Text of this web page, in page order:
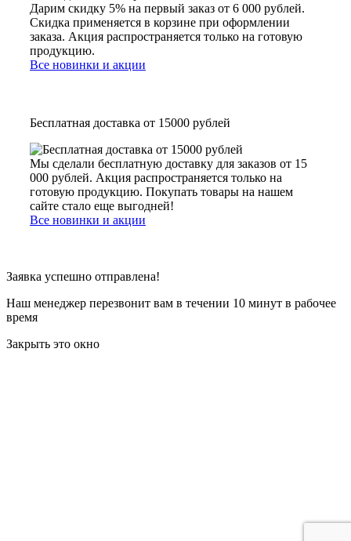
Дарим скидку 5% на первый заказ от 6 000 рублей.
Скидка применяется в корзине при оформлении
заказа. Акция распространяется только на готовую
продукцию.
Все новинки и акции
Бесплатная доставка от 15000 рублей
Мы сделали бесплатную доставку для заказов от 15
000 рублей. Акция распространяется только на
готовую продукцию. Покупать товары на нашем
сайте стало еще выгодней!
Все новинки и акции
Заявка успешно отправлена!
Наш менеджер перезвонит вам в течении 10 минут в рабочее
время
Закрыть это окно